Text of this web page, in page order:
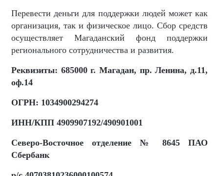
Перевести деньги для поддержки людей может как
организация, так и физическое лицо. Сбор средств
осуществляет Магаданский фонд поддержки
регионального сотрудничества и развития.
Реквизиты: 685000 г. Магадан, пр. Ленина, д.11,
оф.14
ОГРН: 1034900294274
ИНН/КПП 4909907192/490901001
Северо-Восточное отделение № 8645 ПАО
Сбербанк